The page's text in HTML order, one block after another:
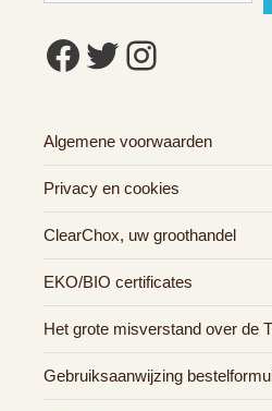
Facebook
Twitter
Instagram
Algemene voorwaarden
Privacy en cookies
ClearChox, uw groothandel
EKO/BIO certificates
Het grote misverstand over de
Gebruiksaanwijzing